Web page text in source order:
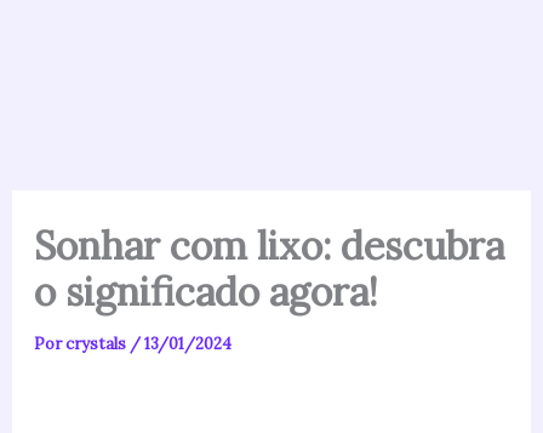
Sonhar com lixo: descubra
o significado agora!
Porcrystals /13/01/2024